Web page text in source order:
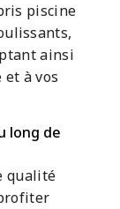
piscine
ainsi
à vos
long de
qualité